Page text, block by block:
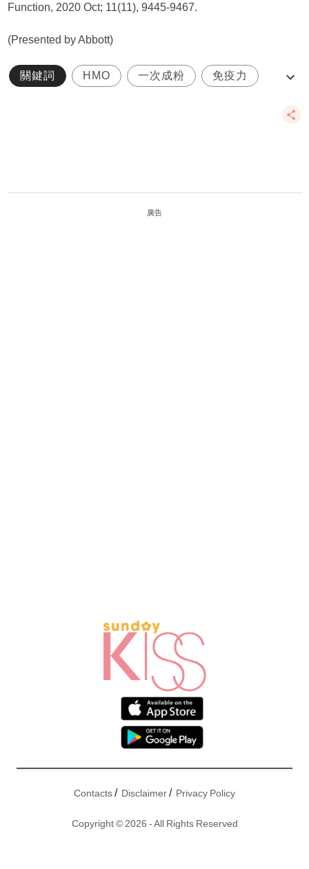
Function, 2020 Oct; 11(11), 9445-9467.
(Presented by Abbott)
關鍵詞 HMO 一次成粉 免疫力
廣告
Contacts/ Disclaimer/ Privacy Policy
Copyright © 2026 - All Rights Reserved